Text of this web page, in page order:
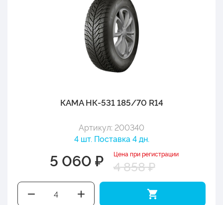
КАМА НК-531 185/70 R14
Артикул: 200340
4 шт. Поставка 4 дн.
5 060 ₽ Цена при регистрации
4 858 ₽